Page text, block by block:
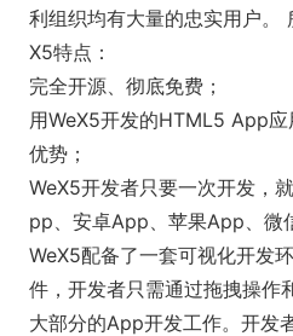
利组织均有大量的忠实用户。
X5特点：
完全开源、彻底免费；
用WeX5开发的HTML5 App应
优势；
WeX5开发者只要一次开发，
pp、安卓App、苹果App、微
WeX5配备了一套可视化开发
件，开发者只需通过拖拽操作
大部分的App开发工作。开发